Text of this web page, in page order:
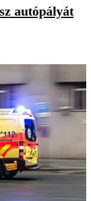
autópályát